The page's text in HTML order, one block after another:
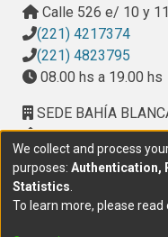
Vanina
- Mejoramiento de la
intercambio iónico;
Guerrero, Juan C. Fiol
Calle 526 e/ 10 y
(221) 4217374
(221) 4823795
08.00 hs a 19.00 hs
SEDE BAHÍA
Calle Ciudad de
Provincial del
(291) 459 2550,
10.00 h a 14.00 h
We collect and process
purposes: Authentication,
Statistics
To learn more, please read